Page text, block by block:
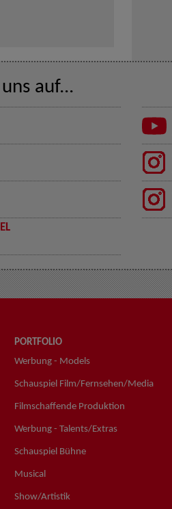
auf...
PORTFOLIO
Werbung - Models
Schauspiel Film/Fernsehen/Media
Filmschaffende Produktion
Werbung - Talents/Extras
Schauspiel Bühne
Musical
Show/Artistik